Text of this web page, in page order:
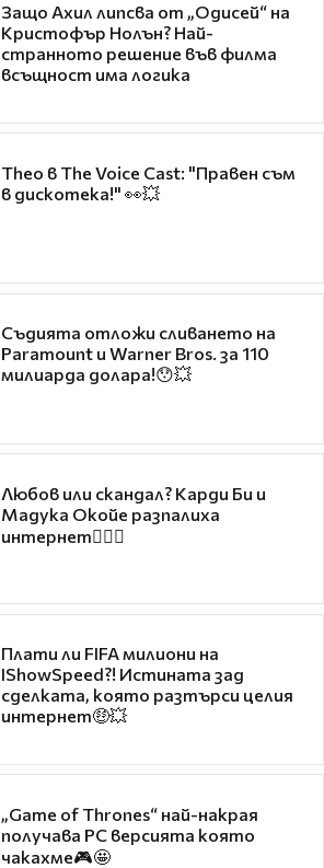
Защо Ахил липсва от „Одисей“ на
Кристофър Нолън? Най-
странното решение във филма
всъщност има логика
Theo в The Voice Cast: "Правен съм
в дискотека!" 👀💥
Съдията отложи сливането на
Paramount и Warner Bros. за 110
милиарда долара!😯💥
Любов или скандал? Карди Би и
Мадука Окойе разпалиха
интернет❤️‍🔥🔥
Плати ли FIFA милиони на
IShowSpeed?! Истината зад
сделката, която разтърси целия
интернет🤑💥
„Game of Thrones“ най-накрая
получава PC версията която
чакахме🎮🤩